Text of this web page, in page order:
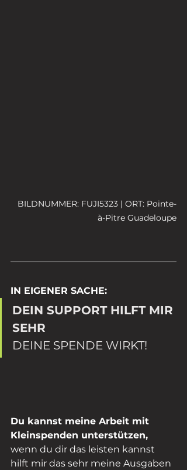
BILDNUMMER: FUJI5323 | ORT: Pointe-
à-Pitre Guadeloupe
IN EIGENER SACHE:
DEIN SUPPORT HILFT MIR
SEHR
DEINE SPENDE WIRKT!
Du kannst meine Arbeit mit
Kleinspenden unterstützen,
wenn du dir das leisten kannst
hilft mir das sehr meine Ausgaben